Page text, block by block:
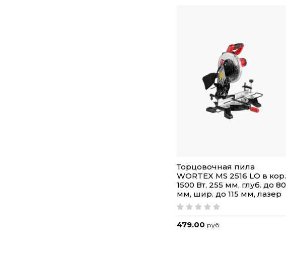
Торцовочная пила
WORTEX MS 2516 LO в кор.
1500 Вт, 255 мм, глуб. до 80
мм, шир. до 115 мм, лазер
479.00 руб.